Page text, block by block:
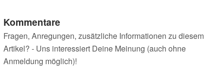
Kommentare
Fragen, Anregungen, zusätzliche Informationen zu diesem
Artikel? - Uns interessiert Deine Meinung (auch ohne
Anmeldung möglich)!